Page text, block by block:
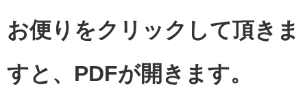
お便りをクリックして頂きま
すと、PDFが開きます。